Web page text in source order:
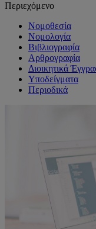
Περιεχόμενο
Νομοθεσία
Νομολογία
Βιβλιογραφία
Αρθρογραφία
Διοικητικά
Υποδείγματα
Περιοδικά